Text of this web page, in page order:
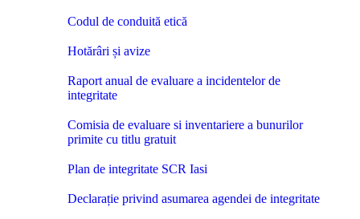
Codul de conduită etică
Hotărâri și avize
Raport anual de evaluare a incidentelor de
integritate
Comisia de evaluare si inventariere a bunurilor
primite cu titlu gratuit
Plan de integritate SCR Iasi
Declarație privind asumarea agendei de integritate